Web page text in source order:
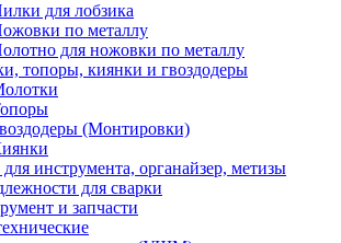
для лобзика
по металлу
для ножовки по металлу
топоры, киянки и гвоздодеры
(Монтировки)
инструмента, органайзер, метизы
для сварки
и запчасти